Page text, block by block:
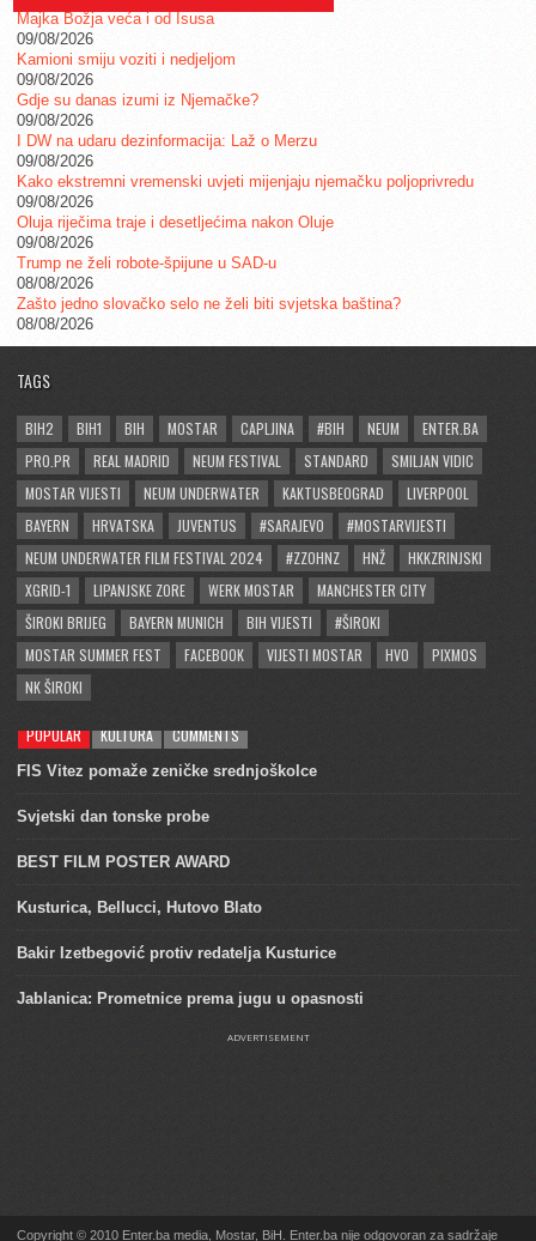
Majka Božja veća i od Isusa
09/08/2026
Kamioni smiju voziti i nedjeljom
09/08/2026
Gdje su danas izumi iz Njemačke?
09/08/2026
I DW na udaru dezinformacija: Laž o Merzu
09/08/2026
Kako ekstremni vremenski uvjeti mijenjaju njemačku poljoprivredu
09/08/2026
Oluja riječima traje i desetljećima nakon Oluje
09/08/2026
Trump ne želi robote-špijune u SAD-u
08/08/2026
Zašto jedno slovačko selo ne želi biti svjetska baština?
08/08/2026
TAGS
BIH2 BIH1 BIH MOSTAR CAPLJINA #BIH NEUM
ENTER.BA
PRO.PR
REAL MADRID NEUM FESTIVAL STANDARD
SMILJAN VIDIC
MOSTAR VIJESTI
NEUM UNDERWATER KAKTUSBEOGRAD
LIVERPOOL
BAYERN
HRVATSKA JUVENTUS #SARAJEVO
#MOSTARVIJESTI
NEUM UNDERWATER FILM FESTIVAL 2024
#ZZOHNZ HNŽ
HKKZRINJSKI
XGRID-1
LIPANJSKE ZORE WERK MOSTAR
MANCHESTER CITY
ŠIROKI BRIJEG
BAYERN MUNICH BIH VIJESTI
#ŠIROKI
MOSTAR SUMMER FEST
FACEBOOK VIJESTI MOSTAR HVO
PIXMOS
NK ŠIROKI
POPULAR KULTURA COMMENTS
FIS Vitez pomaže zeničke srednjoškolce
Svjetski dan tonske probe
BEST FILM POSTER AWARD
Kusturica, Bellucci, Hutovo Blato
Bakir Izetbegović protiv redatelja Kusturice
Jablanica: Prometnice prema jugu u opasnosti
ADVERTISEMENT
Copyright © 2010 Enter.ba media, Mostar, BiH. Enter.ba nije odgovoran za sadržaje